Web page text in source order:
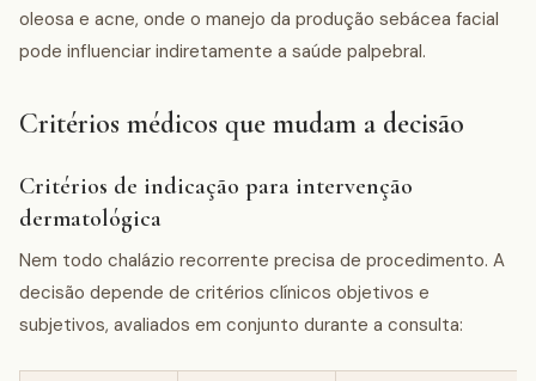
oleosa e acne, onde o manejo da produção sebácea facial
pode influenciar indiretamente a saúde palpebral.
Critérios médicos que mudam a decisão
Critérios de indicação para intervenção
dermatológica
Nem todo chalázio recorrente precisa de procedimento. A
decisão depende de critérios clínicos objetivos e
subjetivos, avaliados em conjunto durante a consulta: